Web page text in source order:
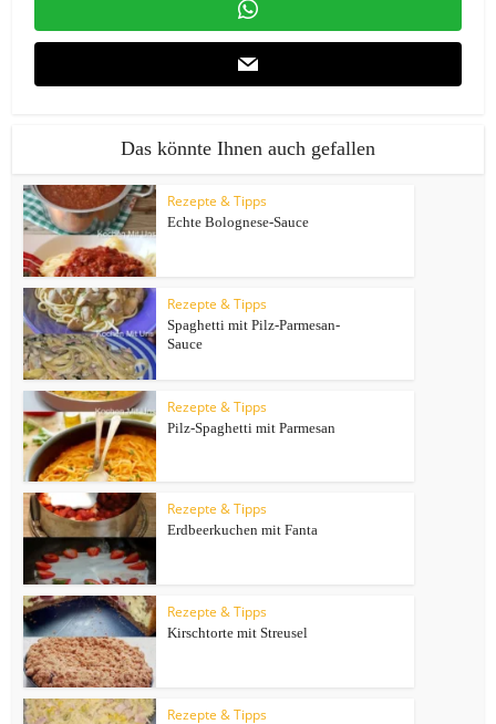
Das könnte Ihnen auch gefallen
Rezepte & Tipps
Echte Bolognese-Sauce
Rezepte & Tipps
Spaghetti mit Pilz-Parmesan-
Sauce
Rezepte & Tipps
Pilz-Spaghetti mit Parmesan
Rezepte & Tipps
Erdbeerkuchen mit Fanta
Rezepte & Tipps
Kirschtorte mit Streusel
Rezepte & Tipps